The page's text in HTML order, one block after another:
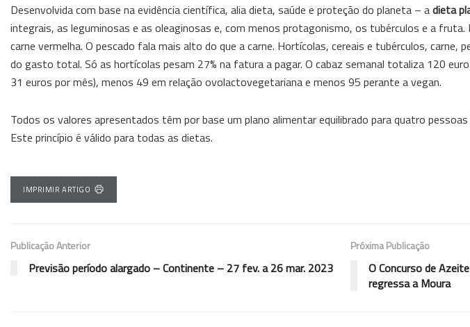
Desenvolvida com base na evidência científica, alia dieta, saúde e proteção do planeta – adieta
integrais, as leguminosas e as oleaginosas e, com menos protagonismo, os tubérculos e a
carne vermelha. O pescado fala mais alto do que a carne. Hortícolas, cereais e tubérculos, carne,
do gasto total. Só as hortícolas pesam 27% na fatura a pagar. O cabaz semanal totaliza 120
31 euros por mês), menos 49 em relação ovolactovegetariana e menos 95 perante a vegan.
Todos os valores apresentados têm por base um plano alimentar equilibrado para quatro
Este princípio é válido para todas as dietas.
IMPRIMIR ARTIGO
Publicação Anterior
Previsão período alargado – Continente – 27 fev. a 26 mar. 2023
Próxima Publicação
O Concurso de
regressa a Moura